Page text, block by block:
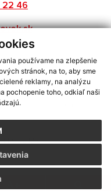
používame na zlepšenie
stránok, na to, aby sme
reklamy, na analýzu
pochopenie toho, odkiaľ naši
22 46
informácií s využitím RSS
2,Mapa stránok,web portál
,registrácia domény
30.07.2026
o prístupnosti